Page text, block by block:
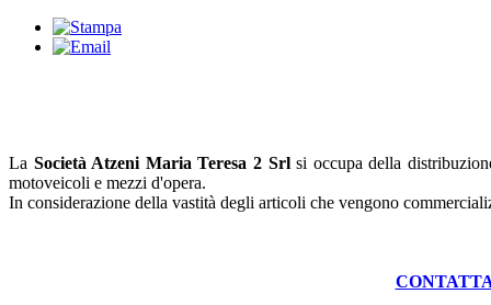
La Società Atzeni Maria Teresa 2 Srlsi occupa della
motoveicoli e mezzi d'opera.
In considerazione della vastità degli articoli che vengono